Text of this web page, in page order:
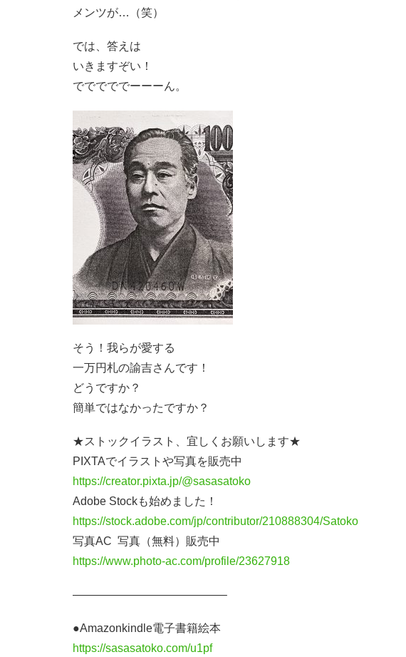
メンツが…（笑）
では、答えは
いきますぞい！
でででででーーーん。
そう！我らが愛する
一万円札の諭吉さんです！
どうですか？
簡単ではなかったですか？
★ストックイラスト、宜しくお願いします★
PIXTAでイラストや写真を販売中
https://creator.pixta.jp/@sasasatoko
Adobe Stockも始めました！
https://stock.adobe.com/jp/contributor/210888304/Satoko
写真AC 写真（無料）販売中
https://www.photo-ac.com/profile/23627918
—————————————–
●Amazonkindle電子書籍絵本
https://sasasatoko.com/u1pf